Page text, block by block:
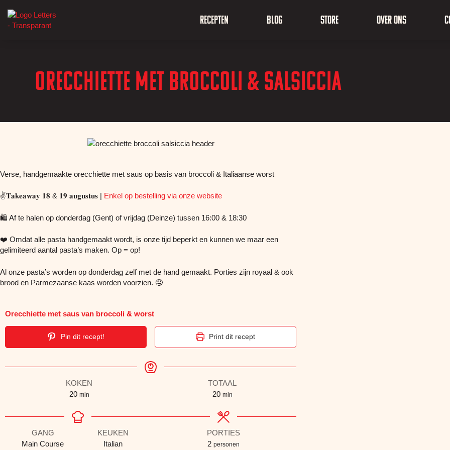
Recepten Blog Store Over ons
Orecchiette met broccoli & salsiccia
Verse, handgemaakte orecchiette met saus op basis van broccoli & Italiaanse worst
✌️𝐓𝐚𝐤𝐞𝐚𝐰𝐚𝐲 𝟏𝟖 & 𝟏𝟗 𝐚𝐮𝐠𝐮𝐬𝐭𝐮𝐬 | Enkel op bestelling via onze website
🛍️ Af te halen op donderdag (Gent) of vrijdag (Deinze) tussen 16:00 & 18:30
❤️ Omdat alle pasta handgemaakt wordt, is onze tijd beperkt en kunnen we maar een
gelimiteerd aantal pasta’s maken. Op = op!
Al onze pasta’s worden op donderdag zelf met de hand gemaakt. Porties zijn royaal & ook
brood en Parmezaanse kaas worden voorzien. 🤤
Orecchiette met saus van broccoli & worst
Pin dit recept! Print dit recept
KOKEN
20 min
TOTAAL
20 min
GANG
Main Course
KEUKEN
Italian
PORTIES
2 personen